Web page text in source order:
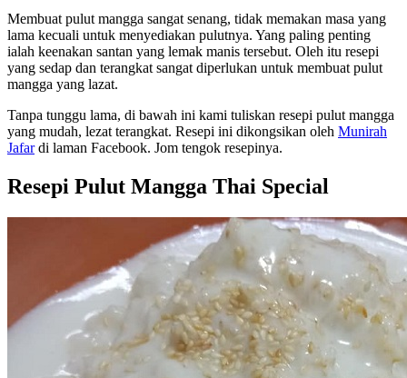
Membuat pulut mangga sangat senang, tidak memakan masa yang
lama kecuali untuk menyediakan pulutnya. Yang paling penting
ialah keenakan santan yang lemak manis tersebut. Oleh itu resepi
yang sedap dan terangkat sangat diperlukan untuk membuat pulut
mangga yang lazat.
Tanpa tunggu lama, di bawah ini kami tuliskan resepi pulut mangga
yang mudah, lezat terangkat. Resepi ini dikongsikan oleh ‎ Munirah
Jafardi laman Facebook. Jom tengok resepinya.
Resepi Pulut Mangga Thai Special